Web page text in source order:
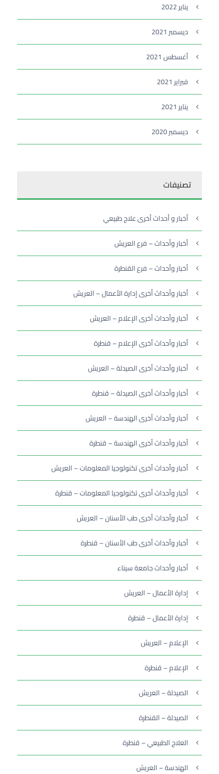
يناير 2022
ديسمبر 2021
أغسطس 2021
فبراير 2021
يناير 2021
ديسمبر 2020
تصنيفات
أخبار و أحداث أخرى علاج طبيعي
أخبار وأحداث – فرع العريش
أخبار وأحداث – فرع القنطرة
أخبار وأحداث أخرى إدارة الأعمال – العريش
أخبار وأحداث أخرى الإعلام – العريش
أخبار وأحداث أخرى الإعلام – قنطرة
أخبار وأحداث أخرى الصيدلة – العريش
أخبار وأحداث أخرى الصيدلة – قنطرة
أخبار وأحداث أخرى الهندسة – العريش
أخبار وأحداث أخرى الهندسة – قنطرة
أخبار وأحداث أخرى تكنولوجيا المعلومات – العريش
أخبار وأحداث أخرى تكنولوجيا المعلومات – قنطرة
أخبار وأحداث أخرى طب الأسنان – العريش
أخبار وأحداث أخرى طب الأسنان – قنطرة
أخبار وأحداث جامعة سيناء
إدارة الأعمال – العريش
إدارة الأعمال – قنطرة
الإعلام – العريش
الإعلام – قنطرة
الصيدلة – العريش
الصيدلة – القنطرة
العلاج الطبيعي – قنطرة
الهندسة – العريش